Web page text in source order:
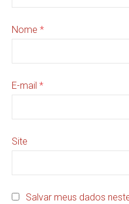
Nome *
E-mail *
Site
Salvar meus dados